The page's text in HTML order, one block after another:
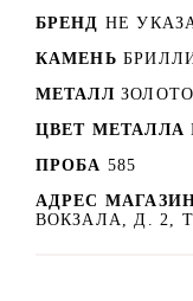
БРЕНД НЕ
КАМЕНЬ
МЕТАЛЛ ЗОЛОТО
ЦВЕТ МЕТАЛЛА
ПРОБА 585
АДРЕС
ВОКЗАЛА, Д. 2,